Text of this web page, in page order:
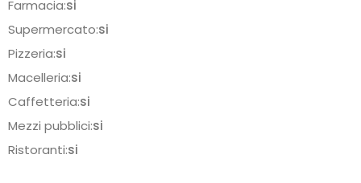
Farmacia:si
Supermercato:si
Pizzeria:si
Macelleria:si
Caffetteria:si
Mezzi pubblici:si
Ristoranti:si